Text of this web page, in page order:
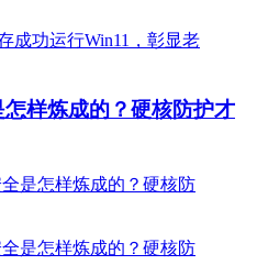
样炼成的？硬核防护才